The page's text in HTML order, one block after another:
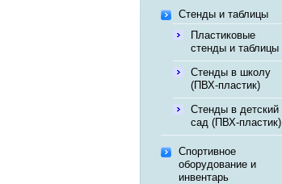
Стенды и таблицы
Пластиковые
стенды и таблицы
Стенды в школу
(ПВХ-пластик)
Стенды в детский
сад (ПВХ-пластик)
Спортивное
оборудование и
инвентарь